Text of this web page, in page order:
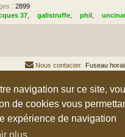
navigation sur ce site,
de cookies vous
expérience de navigation
: 2899
37 galistruffe phil
Fuseau
Nous contacter
® Forum Software © phpBB Limited
Style par
française officielle© Qiaeru
Confidentialité| Conditions